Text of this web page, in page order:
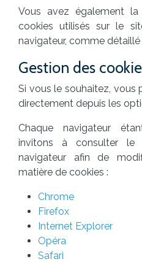
Vous avez également
cookies utilisés sur le
navigateur, comme détaillé
Gestion des
Si vous le souhaitez, vous
directement depuis les
Chaque navigateur
invitons à consulter le
navigateur afin de
matière de cookies :
Chrome
Firefox
Internet Explorer
Opéra
Safari